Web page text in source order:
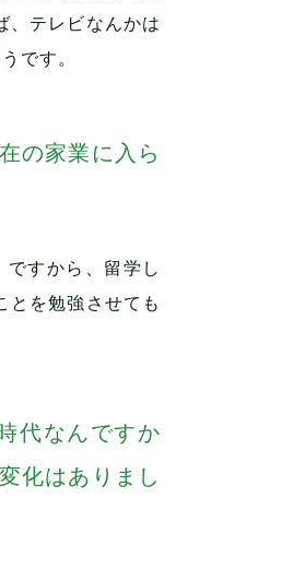
、テレビなんかは
です。
の家業に入ら
すから、留学し
とを勉強させても
代なんですか
化はありまし